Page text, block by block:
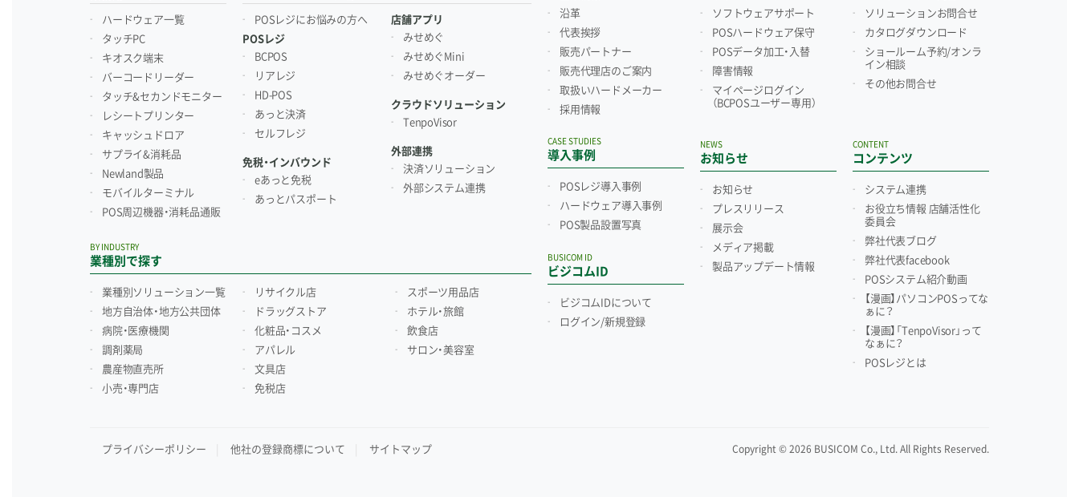
ハードウェア一覧
タッチPC
キオスク端末
バーコードリーダー
タッチ&セカンドモニター
レシートプリンター
キャッシュドロア
サプライ&消耗品
Newland製品
モバイルターミナル
POS周辺機器・消耗品通販
POSレジにお悩みの方へ
POSレジ
BCPOS
リアレジ
HD-POS
あっと決済
セルフレジ
免税・インバウンド
eあっと免税
あっとパスポート
店舗アプリ
みせめぐ
みせめぐMini
みせめぐオーダー
クラウドソリューション
TenpoVisor
外部連携
決済ソリューション
外部システム連携
業種別で探す
BY INDUSTRY
業種別ソリューション一覧
地方自治体・地方公共団体
病院・医療機関
調剤薬局
農産物直売所
小売・専門店
リサイクル店
ドラッグストア
化粧品・コスメ
アパレル
文具店
免税店
スポーツ用品店
ホテル・旅館
飲食店
サロン・美容室
沿革
代表挨拶
販売パートナー
販売代理店のご案内
取扱いハードメーカー
採用情報
導入事例
CASE STUDIES
POSレジ導入事例
ハードウェア導入事例
POS製品設置写真
ビジコムID
BUSICOM ID
ビジコムIDについて
ログイン/新規登録
ソフトウェアサポート
POSハードウェア保守
POSデータ加工・入替
障害情報
マイページログイン
（BCPOSユーザー専用）
お知らせ
NEWS
お知らせ
プレスリリース
展示会
メディア掲載
製品アップデート情報
ソリューションお問合せ
カタログダウンロード
ショールーム予約/オンラ
イン相談
その他お問合せ
コンテンツ
CONTENT
システム連携
お役立ち情報 店舗活性化
委員会
弊社代表ブログ
弊社代表facebook
POSシステム紹介動画
【漫画】パソコンPOSってな
ぁに？
【漫画】「TenpoVisor」って
なぁに？
POSレジとは
プライバシーポリシー 他社の登録商標について サイトマップ Copyright © 2026 BUSICOM Co., Ltd. All Rights Reserved.